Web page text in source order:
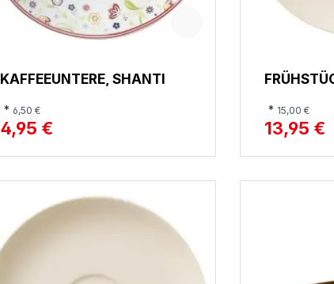
KAFFEEUNTERE, SHANTI
* 6,50 €
4,95 €
* 15,00 €
13,95 €